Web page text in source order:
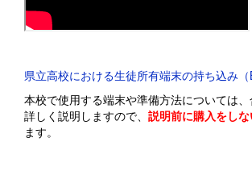
県立高校における生徒所有端末の持ち込み
本校で使用する端末や準備方法については
詳しく説明しますので、 説明前に購入をしな
ます。